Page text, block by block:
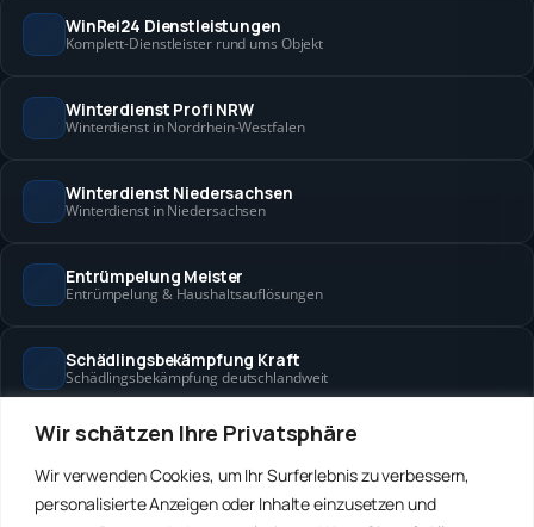
Wir schätzen Ihre Privatsphäre
Wir verwenden Cookies, um Ihr Surferlebnis zu verbessern,
personalisierte Anzeigen oder Inhalte einzusetzen und
WinRei24 Dienstleistungen
Komplett-Dienstleister rund ums Objekt
Winterdienst Profi NRW
Winterdienst in Nordrhein-Westfalen
Winterdienst Niedersachsen
Winterdienst in Niedersachsen
Entrümpelung Meister
Entrümpelung & Haushaltsauflösungen
Schädlingsbekämpfung Kraft
Schädlingsbekämpfung deutschlandweit
Hanse Objektservice